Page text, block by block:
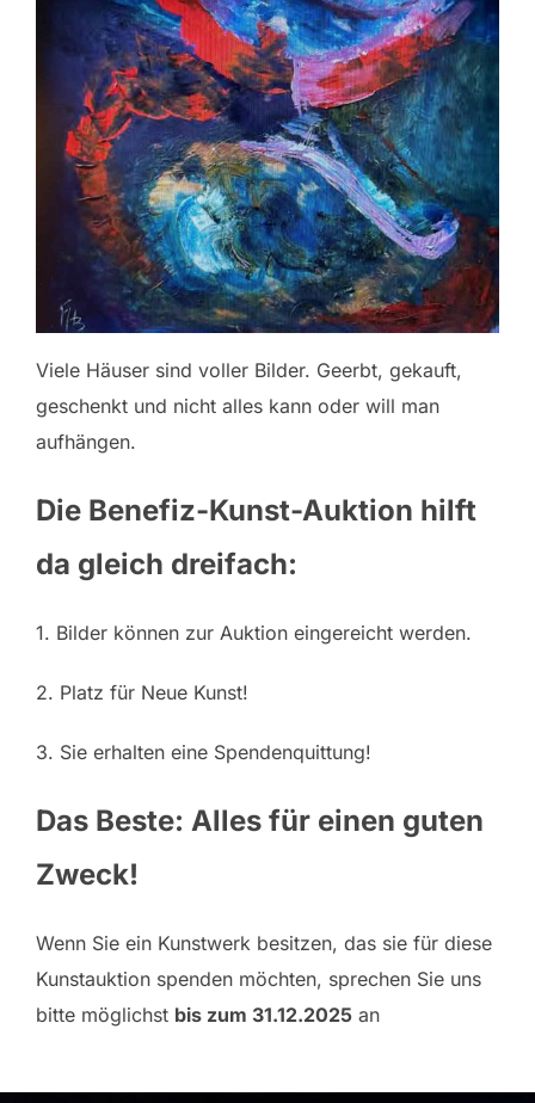
Viele Häuser sind voller Bilder. Geerbt, gekauft,
geschenkt und nicht alles kann oder will man
aufhängen.
Die Benefiz-Kunst-Auktion hilft
da gleich dreifach:
1. Bilder können zur Auktion eingereicht werden.
2. Platz für Neue Kunst!
3. Sie erhalten eine Spendenquittung!
Das Beste: Alles für einen guten
Zweck!
Wenn Sie ein Kunstwerk besitzen, das sie für diese
Kunstauktion spenden möchten, sprechen Sie uns
bitte möglichst bis zum 31.12.2025 an